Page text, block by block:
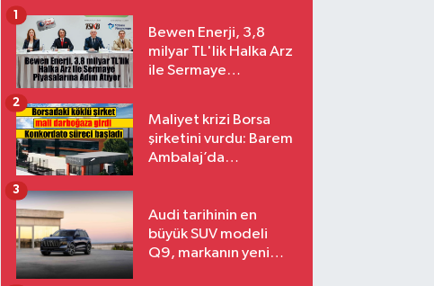
Bewen Enerji, 3,8
milyar TL'lik Halka Arz
ile Sermaye
1
Maliyet krizi Borsa
şirketini vurdu: Barem
Ambalaj’da
2
Audi tarihinin en
büyük SUV modeli
Q9, markanın yeni
3